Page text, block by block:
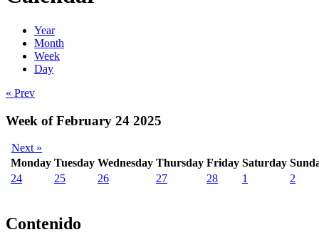
Year
Month
Week
Day
« Prev
Week of February 24 2025
Next »
Monday Tuesday Wednesday Thursday Friday Saturday
24
25 26 27 28 1 2
Contenido